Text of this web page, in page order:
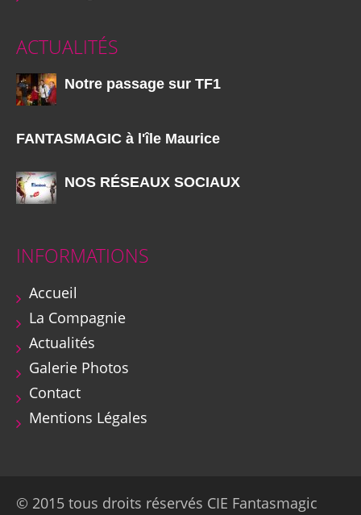
ACTUALITÉS
Notre passage sur TF1
FANTASMAGIC à l'île Maurice
NOS RÉSEAUX SOCIAUX
INFORMATIONS
Accueil
La Compagnie
Actualités
Galerie Photos
Contact
Mentions Légales
© 2015 tous droits réservés CIE Fantasmagic